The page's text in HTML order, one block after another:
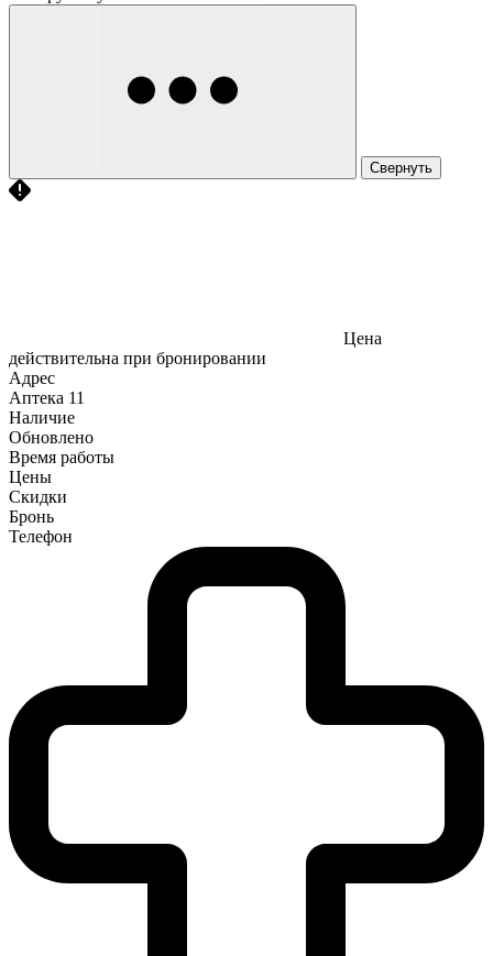
Свернуть
Цена
действительна при бронировании
Адрес
Аптека 11
Наличие
Обновлено
Время работы
Цены
Скидки
Бронь
Телефон